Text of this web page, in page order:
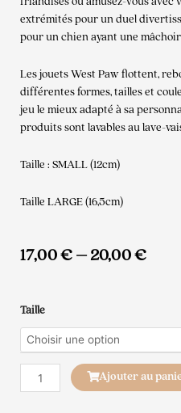
extrémités pour un duel
pour un chien ayant une
Les jouets West Paw flottent,
différentes formes, tailles et
jeu le mieux adapté à sa
produits sont lavables au lave-
Taille : SMALL (12cm)
Taille LARGE (16,5cm)
17,00€–20,00€
Taille
quantité
de
Tizzi
Ajouter au